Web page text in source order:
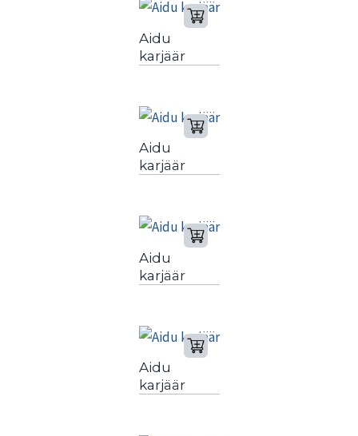
Aidu
karjäär
Aidu
karjäär
Aidu
karjäär
Aidu
karjäär